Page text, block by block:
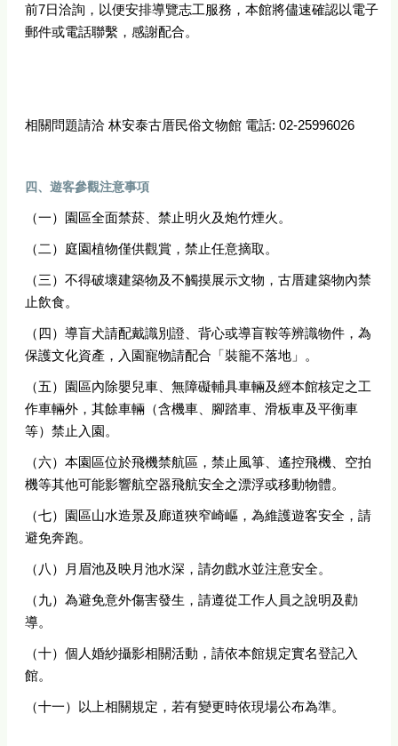
前7日洽詢，以便安排導覽志工服務，本館將儘速確認以電子
郵件或電話聯繫，感謝配合。
相關問題請洽 林安泰古厝民俗文物館 電話: 02-25996026
四、遊客參觀注意事項
（一）園區全面禁菸、禁止明火及炮竹煙火。
（二）庭園植物僅供觀賞，禁止任意摘取。
（三）不得破壞建築物及不觸摸展示文物，古厝建築物內禁
止飲食。
（四）導盲犬請配戴識別證、背心或導盲鞍等辨識物件，為
保護文化資產，入園寵物請配合「裝籠不落地」。
（五）園區內除嬰兒車、無障礙輔具車輛及經本館核定之工
作車輛外，其餘車輛（含機車、腳踏車、滑板車及平衡車
等）禁止入園。
（六）本園區位於飛機禁航區，禁止風箏、遙控飛機、空拍
機等其他可能影響航空器飛航安全之漂浮或移動物體。
（七）園區山水造景及廊道狹窄崎嶇，為維護遊客安全，請
避免奔跑。
（八）月眉池及映月池水深，請勿戲水並注意安全。
（九）為避免意外傷害發生，請遵從工作人員之說明及勸
導。
（十）個人婚紗攝影相關活動，請依本館規定實名登記入
館。
（十一）以上相關規定，若有變更時依現場公布為準。